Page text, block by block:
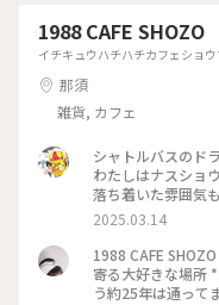
WHITE NOTEさん
1988 CAFE SHOZO
イチキュウハチハチカフェショウ
那須
雑貨, カフェ
シャトルバスのド
わたしはナスショ
落ち着いた雰囲気
2025.03.14
1988 CAFE
寄る大好きな場所
う約25年は通って